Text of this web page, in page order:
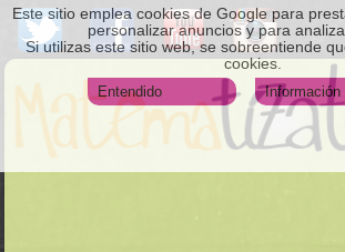
Este sitio emplea cookies de Google para
personalizar anuncios y para
Si utilizas este sitio web, se sobreentiende
cookies.
Entendido
Información